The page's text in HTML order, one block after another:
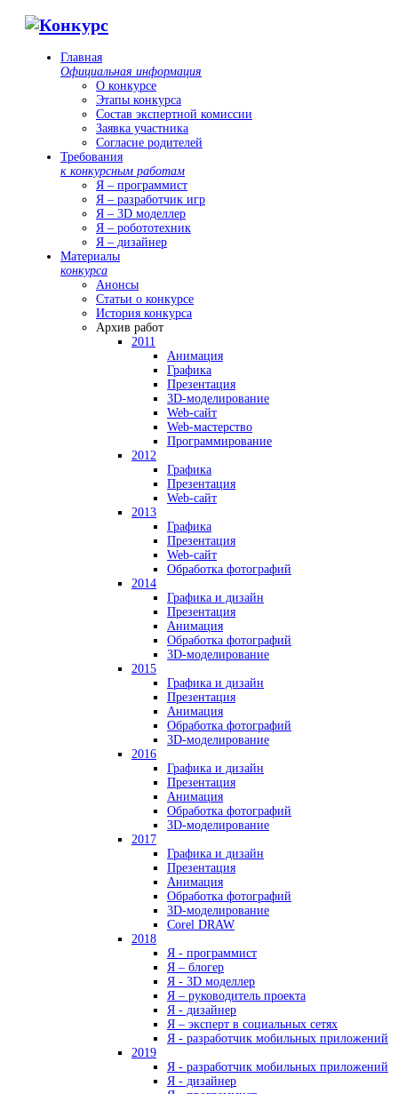
Главная
Официальная информация
О конкурсе
Этапы конкурса
Состав экспертной комиссии
Заявка участника
Согласие родителей
Требования
к конкурсным работам
Я – программист
Я – разработчик игр
Я – 3D моделлер
Я – робототехник
Я – дизайнер
Материалы
конкурса
Анонсы
Статьи о конкурсе
История конкурса
Архив работ
2011
Анимация
Графика
Презентация
3D-моделирование
Web-сайт
Web-мастерство
Программирование
2012
Графика
Презентация
Web-сайт
2013
Графика
Презентация
Web-сайт
Обработка фотографий
2014
Графика и дизайн
Презентация
Анимация
Обработка фотографий
3D-моделирование
2015
Графика и дизайн
Презентация
Анимация
Обработка фотографий
3D-моделирование
2016
Графика и дизайн
Презентация
Анимация
Обработка фотографий
3D-моделирование
2017
Графика и дизайн
Презентация
Анимация
Обработка фотографий
3D-моделирование
Corel DRAW
2018
Я - программист
Я – блогер
Я - 3D моделлер
Я – руководитель проекта
Я - дизайнер
Я – эксперт в социальных сетях
Я - разработчик мобильных приложений
2019
Я - разработчик мобильных приложений
Я - дизайнер